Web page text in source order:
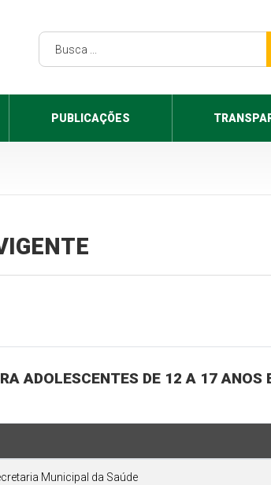
PUBLICAÇÕES
ADOLESCENTES DE 12 A 17
Municipal da Saúde